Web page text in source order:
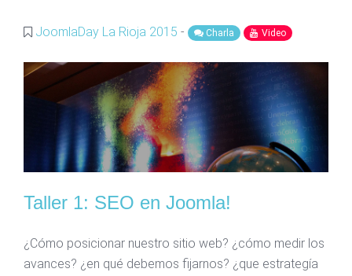
JoomlaDay La Rioja 2015 - Charla Video
Taller 1: SEO en Joomla!
¿Cómo posicionar nuestro sitio web? ¿cómo medir los
avances? ¿en qué debemos fijarnos? ¿que estrategía